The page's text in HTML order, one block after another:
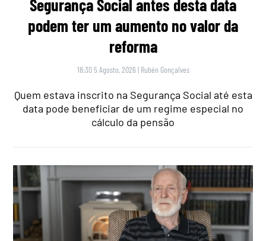
Segurança Social antes desta data
podem ter um aumento no valor da
reforma
18:30 5 Agosto, 2026 | Rubén Gonçalves
Quem estava inscrito na Segurança Social até esta
data pode beneficiar de um regime especial no
cálculo da pensão